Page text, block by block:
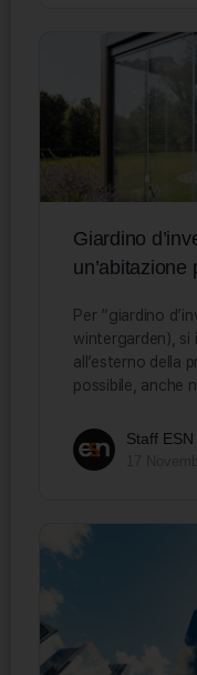
Giardino
un’abitazione
Per “giardino
wintergarden), si
all’esterno della
possibile, anche
Staff ESN